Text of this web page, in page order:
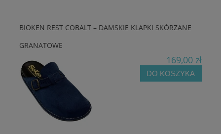
BIOKEN REST COBALT – DAMSKIE KLAPKI SKÓRZANE
GRANATOWE
169,00 zł
DO KOSZYKA